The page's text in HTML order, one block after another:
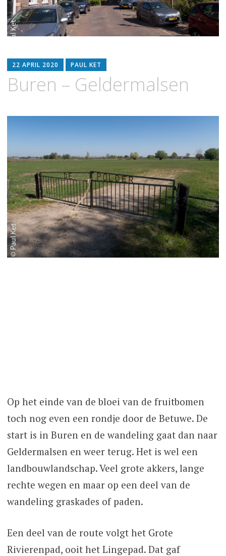
22 APRIL 2020 PAUL KET
Buren – Geldermalsen
Op het einde van de bloei van de fruitbomen
toch nog even een rondje door de Betuwe. De
start is in Buren en de wandeling gaat dan naar
Geldermalsen en weer terug. Het is wel een
landbouwlandschap. Veel grote akkers, lange
rechte wegen en maar op een deel van de
wandeling graskades of paden.
Een deel van de route volgt het Grote
Rivierenpad, ooit het Lingepad. Dat gaf